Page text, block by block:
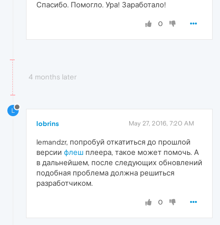
Спасибо. Помогло. Ура! Заработало!
0
4 months later
L
lobrins May 27, 2016, 7:20 AM
lemandzr, попробуй откатиться до прошлой
версии флеш плеера, такое может помочь. А
в дальнейшем, после следующих обновлений
подобная проблема должна решиться
разработчиком.
0